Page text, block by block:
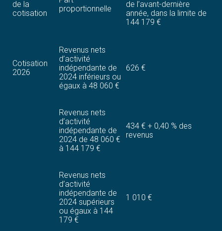
de la
cotisation
proportionnelle
de l’avant-dernière
année, dans la limite de
144 179 €
Cotisation
2026
Revenus nets
d’activité
indépendante de
2024 inférieurs ou
égaux à 48 060 €
626 €
Revenus nets
d’activité
indépendante de
2024 de 48 060 €
à 144 179 €
434 € + 0,40 % des
revenus
Revenus nets
d’activité
indépendante de
2024 supérieurs
ou égaux à 144
179 €
1 010 €